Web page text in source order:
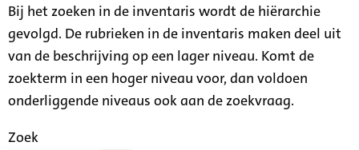
Bij het zoeken in de inventaris wordt de hiërarchie
gevolgd. De rubrieken in de inventaris maken deel uit
van de beschrijving op een lager niveau. Komt de
zoekterm in een hoger niveau voor, dan voldoen
onderliggende niveaus ook aan de zoekvraag.
Zoek